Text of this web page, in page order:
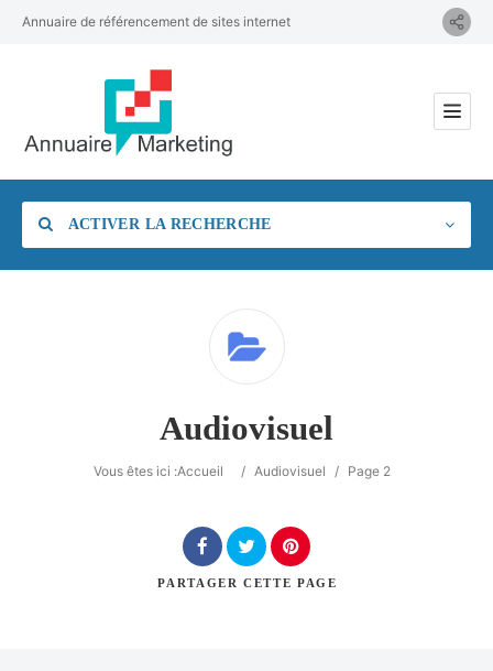
Annuaire de référencement de sites internet
ACTIVER LA RECHERCHE
Rechercher
Audiovisuel
Vous êtes ici :Accueil / Audiovisuel / Page 2
PARTAGER CETTE PAGE